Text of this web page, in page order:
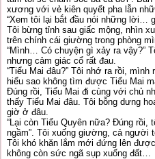
xương với vẻ kiên quyết pha lẫn
“Xem tôi lại bắt đầu nói những lời…
Tôi bừng tỉnh sau giấc mộng, nhìn
trên chính cái giường trong phòng
“Mình… Có chuyện gì xảy ra vậy?”
nhưng cảm giác cổ rất đau.
“Tiểu Mai đâu?” Tôi nhớ ra rồi,
hiểu sao không tìm được Tiểu Mai
Đúng rồi, Tiểu Mai đi cùng với chủ
thấy Tiểu Mai đâu. Tôi bỗng dưng
giờ ở đâu.
“Lại còn Tiểu Quyên nữa? Đúng rồi,
ngầm”. Tôi xuống giường, cả người
Tôi khó khăn lắm mới đứng lên
không còn sức ngã sụp xuống đất…